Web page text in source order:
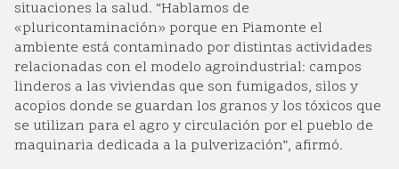
situaciones la salud. “Hablamos de
«pluricontaminación» porque en Piamonte el
ambiente está contaminado por distintas actividades
relacionadas con el modelo agroindustrial: campos
linderos a las viviendas que son fumigados, silos y
acopios donde se guardan los granos y los tóxicos que
se utilizan para el agro y circulación por el pueblo de
maquinaria dedicada a la pulverización”, afirmó.